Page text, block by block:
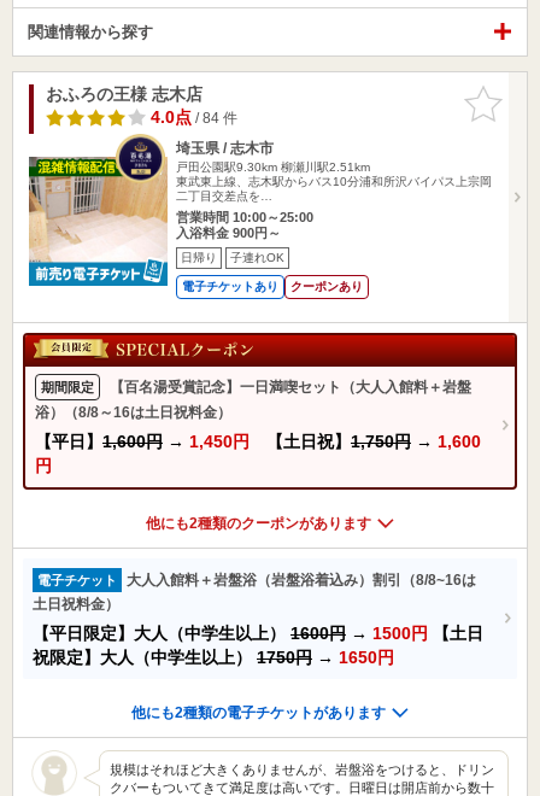
関連情報から探す
お気に入
りに追加
おふろの王様 志木店
4.0点/ 84 件
埼玉県 / 志木市
戸田公園駅9.30km 柳瀬川駅2.51km
東武東上線、志木駅からバス10分浦和所沢バイパス上宗岡
二丁目交差点を…
営業時間 10:00～25:00
入浴料金 900円～
日帰り 子連れOK
電子チケットあり クーポンあり
期間限定
【百名湯受賞記念】一日満喫セット（大人入館料＋岩盤
浴）（8/8～16は土日祝料金）
【平日】 1,600円 → 1,450円 【土日祝】 1,750円 → 1,600
円
他にも2種類のクーポンがあります
電子チケット
大人入館料＋岩盤浴（岩盤浴着込み）割引（8/8~16は
土日祝料金）
【平日限定】大人（中学生以上） 1600円 → 1500円
【土日
祝限定】大人（中学生以上） 1750円 → 1650円
他にも2種類の電子チケットがあります
規模はそれほど大きくありませんが、岩盤浴をつけると、ドリン
クバーもついてきて満足度は高いです。日曜日は開店前から数十